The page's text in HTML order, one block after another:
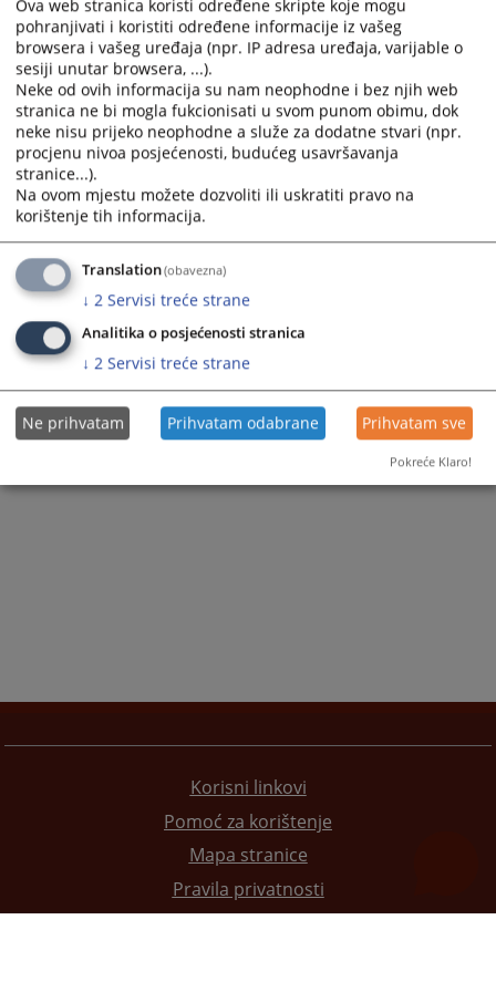
Prikazana vijest je na: Bosanski jezik
Prateći dokumenti
Izvještaj o realizaciji plana rješavanja
77
Korisni linkovi
Pomoć za korištenje
Mapa stranice
Pravila privatnosti
Ova web stranica koristi određene skripte koje mogu
pohranjivati i koristiti određene informacije iz vašeg
browsera i vašeg uređaja (npr. IP adresa uređaja, varijable o
sesiji unutar browsera, ...).
Neke od ovih informacija su nam neophodne i bez njih web
stranica ne bi mogla fukcionisati u svom punom obimu, dok
neke nisu prijeko neophodne a služe za dodatne stvari (npr.
procjenu nivoa posjećenosti, budućeg usavršavanja
stranice...).
Na ovom mjestu možete dozvoliti ili uskratiti pravo na
korištenje tih informacija.
Translation(obavezna)
↓ 2 Servisi treće strane
Analitika o posjećenosti stranica
↓ 2 Servisi treće strane
Ne prihvatam Prihvatam odabrane Prihvatam sve
Pokreće Klaro!